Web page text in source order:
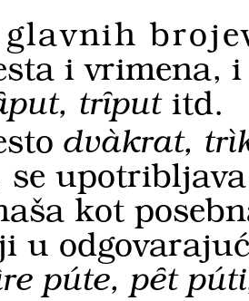
glavnih
i vrimena,
trȋputitd.
dvàkrat,
se
kot
u
púte, pȇt